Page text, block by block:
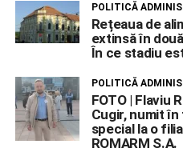
POLITICĂ
Rețeaua de
extinsă în
În ce stadiu
POLITICĂ
FOTO | Flaviu
Cugir, numit
special la o
ROMARM S.A.